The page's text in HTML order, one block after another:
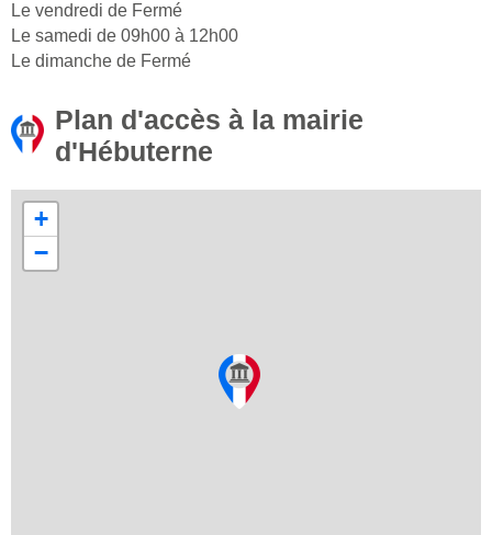
Le vendredi de Fermé
Le samedi de 09h00 à 12h00
Le dimanche de Fermé
Plan d'accès à la mairie
d'Hébuterne
+
−